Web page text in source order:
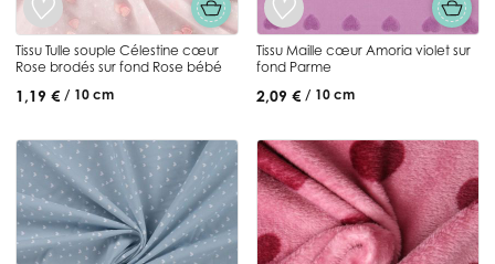
Tissu Tulle souple Célestine cœur
Rose brodés sur fond Rose bébé
1,19 € / 10 cm
Tissu Maille cœur Amoria violet sur
fond Parme
2,09 € / 10 cm